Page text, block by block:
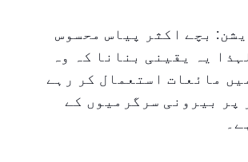
بچے اکثر پیاس محسوس
یہ یقینی بنانا کہ وہ
مائعات استعمال کر رہے
پر بیرونی سرگرمیوں کے